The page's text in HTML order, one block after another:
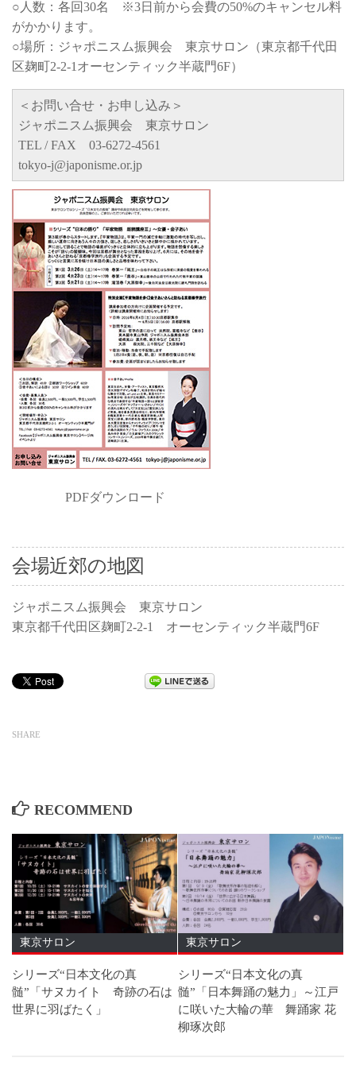
○人数：各回30名 ※3日前から会費の50%のキャンセル料
がかかります。
○場所：ジャポニスム振興会 東京サロン（東京都千代田
区麹町2-2-1オーセンティック半蔵門6F）
＜お問い合せ・お申し込み＞
ジャポニスム振興会 東京サロン
TEL / FAX 03-6272-4561
tokyo-j@japonisme.or.jp
PDFダウンロード
会場近郊の地図
ジャポニスム振興会 東京サロン
東京都千代田区麹町2-2-1 オーセンティック半蔵門6F
SHARE
RECOMMEND
東京サロン
シリーズ“日本文化の真
髄”「サヌカイト 奇跡の石は
世界に羽ばたく」
東京サロン
シリーズ“日本文化の真
髄”「日本舞踊の魅力」～江戸
に咲いた大輪の華 舞踊家 花
柳琢次郎